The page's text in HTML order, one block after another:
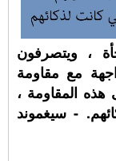
، ويتصرفون
مع مقاومة
هذه المقاومة ،
- سيغموند